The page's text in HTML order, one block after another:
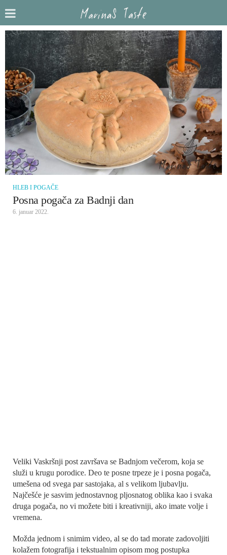
HLEB I POGAČE
Posna pogača za Badnji dan
6. januar 2022.
Veliki Vaskršnji post završava se Badnjom večerom, koja se
služi u krugu porodice. Deo te posne trpeze je i posna pogača,
umešena od svega par sastojaka, al s velikom ljubavlju.
Najčešće je sasvim jednostavnog pljosnatog oblika kao i svaka
druga pogača, no vi možete biti i kreativniji, ako imate volje i
vremena.
Možda jednom i snimim video, al se do tad morate zadovoljiti
kolažem fotografija i tekstualnim opisom mog postupka